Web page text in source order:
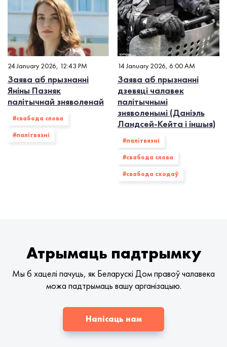
24 January 2026, 12:43 PM
Заява аб прызнанні
Яніны Пазняк
палітычнай зняволенай
#свабода слова
#палiтвязнi
14 January 2026, 6:00 AM
Заява аб прызнанні
дзевяці чалавек
палітычнымі
зняволенымі (Даніэль
Ландсей-Кейта і іншыя)
#палiтвязнi
#свабода слова
#свабода сходаў
Атрымаць падтрымку
Мы б хацелі пачуць, як Беларускі Дом правоў чалавека
можа падтрымаць вашу арганізацыю.
Напісаць нам